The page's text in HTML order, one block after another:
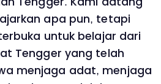
apa pun, tetapi
untuk belajar dari
Tengger yang telah
menjaga adat, menjaga